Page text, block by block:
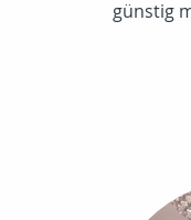
günstig